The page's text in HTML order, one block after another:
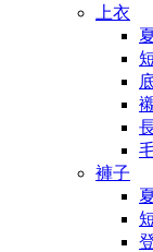
上衣
褲子